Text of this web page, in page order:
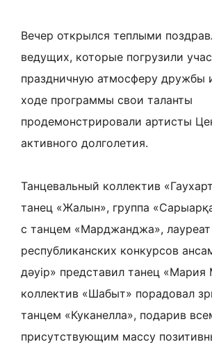
Вечер открылся теплыми
ведущих, которые погрузили
праздничную атмосферу дружбы
ходе программы свои таланты
продемонстрировали артисты
активного долголетия.
Танцевальный коллектив
танец «Жалын», группа
с танцем «Марджанджа», лауреат
республиканских конкурсов
дәуір» представил танец «Мария
коллектив «Шабыт» порадовал
танцем «Куканелла», подарив
присутствующим массу